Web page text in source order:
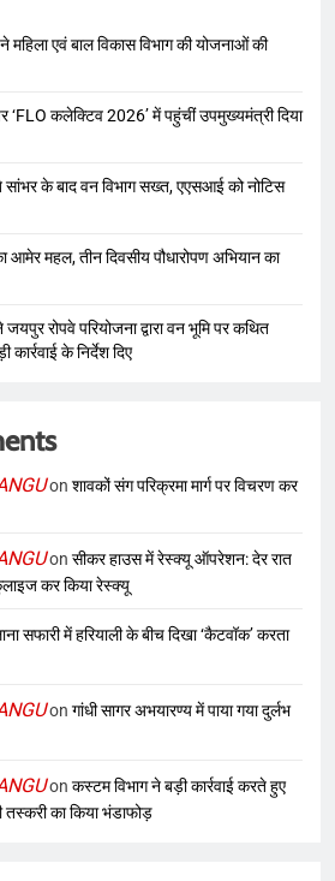
महिला एवं बाल विकास विभाग की योजनाओं की
‘FLO कलेक्टिव 2026’ में पहुंचीं उपमुख्यमंत्री दिया
के बाद वन विभाग सख्त, एएसआई को नोटिस
आमेर महल, तीन दिवसीय पौधारोपण अभियान का
रोपवे परियोजना द्वारा वन भूमि पर कथित
के निर्देश दिए
on शावकों संग परिक्रमा मार्ग पर विचरण कर
on सीकर हाउस में रेस्क्यू ऑपरेशन: देर रात
कर किया रेस्क्यू
सफारी में हरियाली के बीच दिखा ‘कैटवॉक’ करता
on गांधी सागर अभयारण्य में पाया गया दुर्लभ
on कस्टम विभाग ने बड़ी कार्रवाई करते हुए
का किया भंडाफोड़